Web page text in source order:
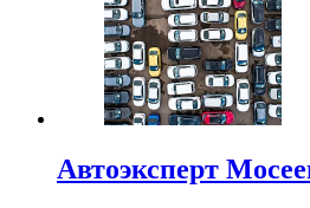
Автоэксперт